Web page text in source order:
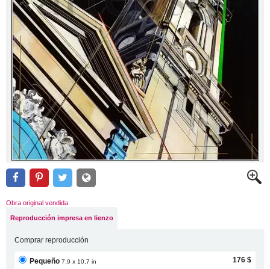
Obra original vendida
Reproducción impresa en lienzo
Comprar reproducción
Pequeño7,9 x 10,7 in 176 $